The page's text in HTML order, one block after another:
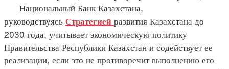
Национальный Банк Казахстана,
руководствуясь Стратегией развития Казахстана до
2030 года, учитывает экономическую политику
Правительства Республики Казахстан и содействует ее
реализации, если это не противоречит выполнению его